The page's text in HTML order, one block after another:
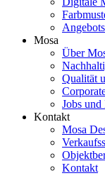
Mosa
Über
Qualität
Jobs
Kontakt
Mosa
Kontakt